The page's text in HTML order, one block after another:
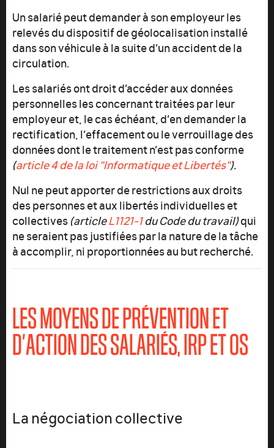
Un salarié peut demander à son employeur les
relevés du dispositif de géolocalisation installé
dans son véhicule à la suite d’un accident de la
circulation.
Les salariés ont droit d’accéder aux données
personnelles les concernant traitées par leur
employeur et, le cas échéant, d’en demander la
rectification, l’effacement ou le verrouillage des
données dont le traitement n’est pas conforme
(article 4 de la loi "Informatique et Libertés").
Nul ne peut apporter de restrictions aux droits
des personnes et aux libertés individuelles et
collectives(articleL1121-1du Code du travail)qui
ne seraient pas justifiées par la nature de la tâche
à accomplir, ni proportionnées au but recherché.
LES MOYENS DE PRÉVENTION ET
D’ACTION DES SALARIÉS, IRP ET OS
La négociation collective